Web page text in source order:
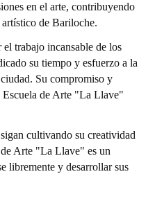
en el arte, contribuyendo
de Bariloche.
trabajo incansable de los
su tiempo y esfuerzo a la
Su compromiso y
de Arte "La Llave"
cultivando su creatividad
Arte "La Llave" es un
libremente y desarrollar sus